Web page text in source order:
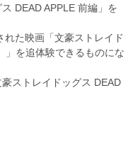
DEAD APPLE 前編」を
た映画「文豪ストレイド
」を追体験できるものにな
ストレイドッグス DEAD